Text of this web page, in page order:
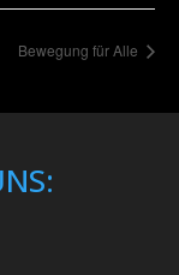
Bewegung für Alle